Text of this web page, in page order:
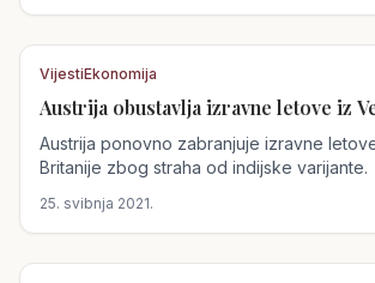
VijestiEkonomija
Austrija obustavlja izravne letove iz
Austrija ponovno zabranjuje izravne
Britanije zbog straha od indijske varijante.
25. svibnja 2021.